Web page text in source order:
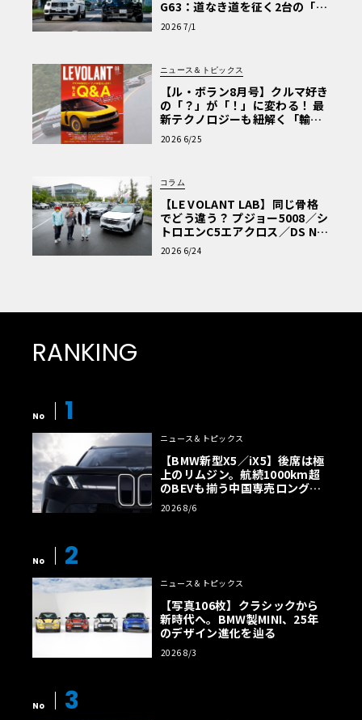
G63：道なき道を征く2台の「対
極的アプローチ」
2026 7/1
ニュース＆トピックス
【ル・ボラン8月号】クルマ好き
の「？」が「！」に変わる！ 最
新テクノロジーも紐解く「輸入
車Q&A」
2026 6/25
コラム
【LE VOLANT LAB】同じ骨格
でどう違う？ プジョー5008／シ
トロエンC5エアクロス／DS Nº4
読者一気乗りレポート
2026 6/24
RANKING
No 1
ニュース＆トピックス
【BMW新型X5／iX5】後席は極
上のリムジン。航続1000km超
のBEVも揃う中国専売ロング仕
様の全貌
2026 8/6
No 2
ニュース＆トピックス
【写真106枚】クラシックから
新時代へ。BMW製MINI、25年
のデザイン進化を辿る
2026 8/3
No 3